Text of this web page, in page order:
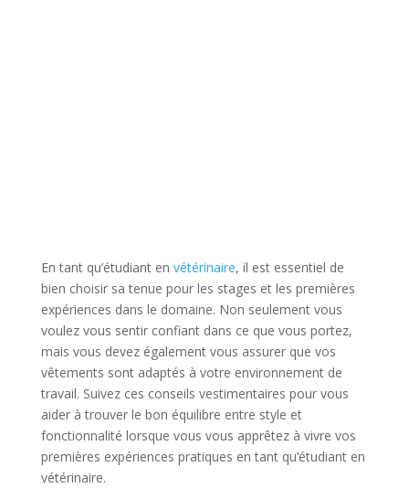
En tant qu’étudiant en vétérinaire, il est essentiel de
bien choisir sa tenue pour les stages et les premières
expériences dans le domaine. Non seulement vous
voulez vous sentir confiant dans ce que vous portez,
mais vous devez également vous assurer que vos
vêtements sont adaptés à votre environnement de
travail. Suivez ces conseils vestimentaires pour vous
aider à trouver le bon équilibre entre style et
fonctionnalité lorsque vous vous apprêtez à vivre vos
premières expériences pratiques en tant qu’étudiant en
vétérinaire.